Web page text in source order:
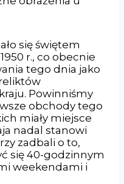
się świętem
r., co obecnie
tego dnia jako
Powinniśmy
obchody tego
miały miejsce
nadal stanowi
zadbali o to,
się 40-godzinnym
weekendami i